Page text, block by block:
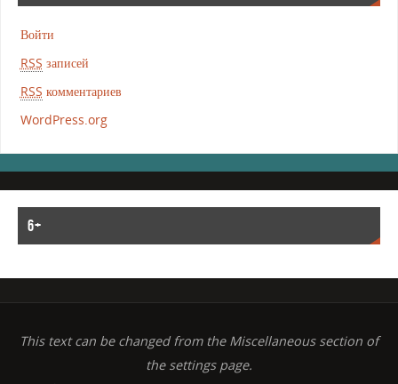
Войти
RSS записей
RSS комментариев
WordPress.org
6+
This text can be changed from the Miscellaneous section of
the settings page.